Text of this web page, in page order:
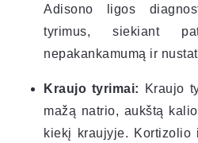
Adisono ligos
tyrimus, siekiant
nepakankamumą ir
Kraujo tyrimai:
Kraujo
mažą natrio, aukštą
kiekį kraujyje.